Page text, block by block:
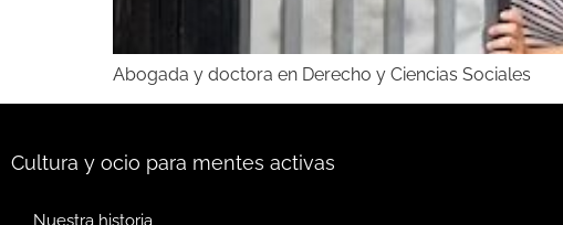
Abogada y doctora en Derecho y Ciencias Sociales
Cultura y ocio para mentes activas
Nuestra historia